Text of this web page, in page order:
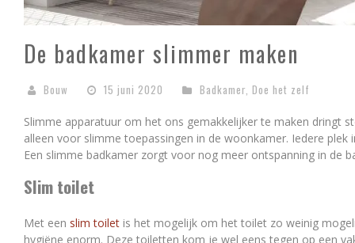
De badkamer slimmer maken
Bouw 15 juni 2020 Badkamer, Doe het zelf
Slimme apparatuur om het ons gemakkelijker te maken dringt
alleen voor slimme toepassingen in de woonkamer. Iedere
Een slimme badkamer zorgt voor nog meer ontspanning in de
Slim toilet
Met een slim toilet is het mogelijk om het toilet zo weinig
hygiëne enorm. Deze toiletten kom je wel eens tegen op een